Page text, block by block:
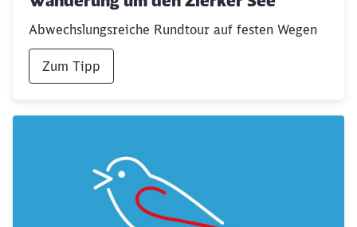
Abwechslungsreiche Rundtour auf festen Wegen
Zum Tipp
Abbrechen